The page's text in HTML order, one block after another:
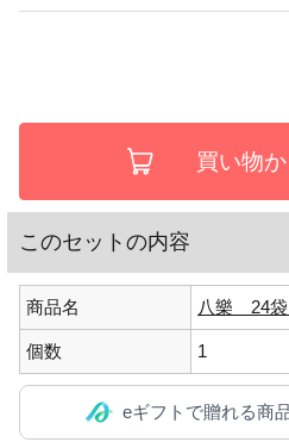
このセットの内容
商品名 八樂 24袋
個数 1
eギフトで贈れる商